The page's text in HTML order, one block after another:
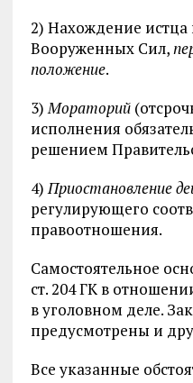
2) Нахождение истца
Вооруженных Сил,
положение.
3)Мораторий
исполнения
решением
4)Приостановление
регулирующего
правоотношения.
Самостоятельное
ст. 204 ГК в
в уголовном деле.
предусмотрены и
Все указанные